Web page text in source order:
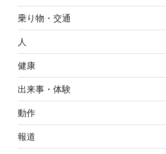
乗り物・交通
人
健康
出来事・体験
動作
報道